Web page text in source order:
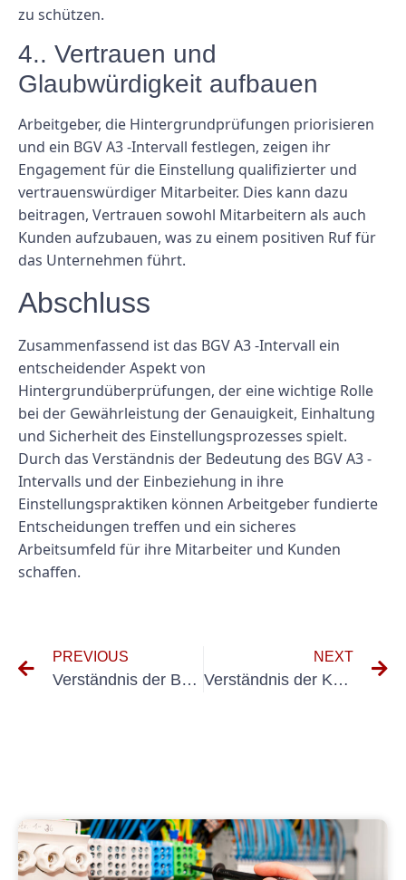
zu schützen.
4.. Vertrauen und
Glaubwürdigkeit aufbauen
Arbeitgeber, die Hintergrundprüfungen priorisieren
und ein BGV A3 -Intervall festlegen, zeigen ihr
Engagement für die Einstellung qualifizierter und
vertrauenswürdiger Mitarbeiter. Dies kann dazu
beitragen, Vertrauen sowohl Mitarbeitern als auch
Kunden aufzubauen, was zu einem positiven Ruf für
das Unternehmen führt.
Abschluss
Zusammenfassend ist das BGV A3 -Intervall ein
entscheidender Aspekt von
Hintergrundüberprüfungen, der eine wichtige Rolle
bei der Gewährleistung der Genauigkeit, Einhaltung
und Sicherheit des Einstellungsprozesses spielt.
Durch das Verständnis der Bedeutung des BGV A3 -
Intervalls und der Einbeziehung in ihre
Einstellungspraktiken können Arbeitgeber fundierte
Entscheidungen treffen und ein sicheres
Arbeitsumfeld für ihre Mitarbeiter und Kunden
schaffen.
PREVIOUS
Verständnis der Bedeutung von BGV A3 in elektrischen Systemen und Geräten
NEXT
Verständnis der Kosten und Nutzen der BGV A3 -Zertifizierung